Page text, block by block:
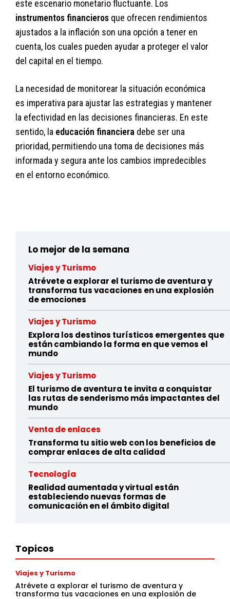
este escenario monetario fluctuante. Los
instrumentos financieros que ofrecen rendimientos
ajustados a la inflación son una opción a tener en
cuenta, los cuales pueden ayudar a proteger el valor
del capital en el tiempo.
La necesidad de monitorear la situación económica
es imperativa para ajustar las estrategias y mantener
la efectividad en las decisiones financieras. En este
sentido, la educación financiera debe ser una
prioridad, permitiendo una toma de decisiones más
informada y segura ante los cambios impredecibles
en el entorno económico.
Lo mejor de la semana
Viajes y Turismo
Atrévete a explorar el turismo de aventura y
transforma tus vacaciones en una explosión
de emociones
Viajes y Turismo
Explora los destinos turísticos emergentes que
están cambiando la forma en que vemos el
mundo
Viajes y Turismo
El turismo de aventura te invita a conquistar
las rutas de senderismo más impactantes del
mundo
Venta de enlaces
Transforma tu sitio web con los beneficios de
comprar enlaces de alta calidad
Tecnología
Realidad aumentada y virtual están
estableciendo nuevas formas de
comunicación en el ámbito digital
Topicos
Viajes y Turismo
Atrévete a explorar el turismo de aventura y
transforma tus vacaciones en una explosión de